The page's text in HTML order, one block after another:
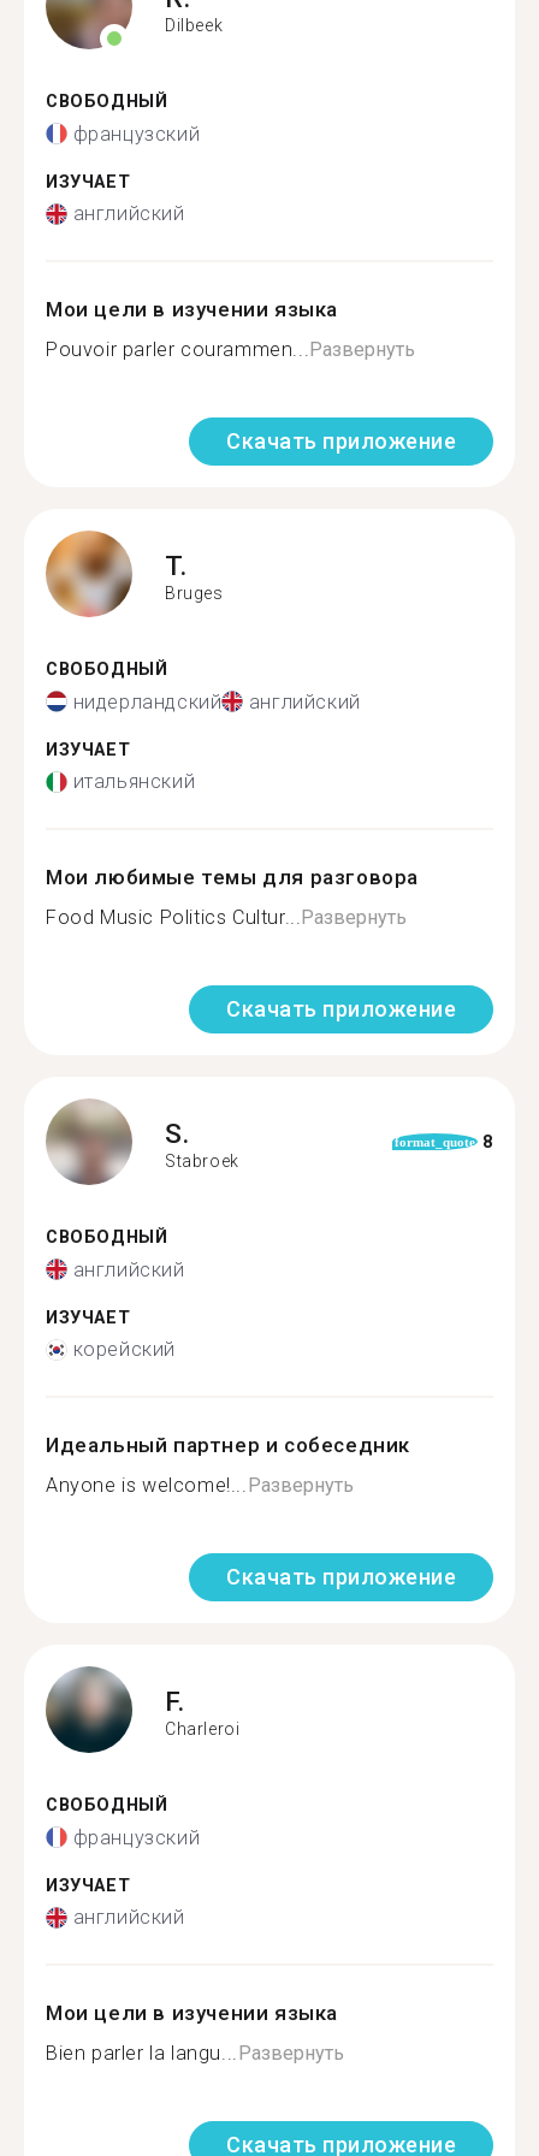
Dilbeek
СВОБОДНЫЙ
французский
ИЗУЧАЕТ
английский
Мои цели в изучении языка
Pouvoir parler courammen...Развернуть
Скачать приложение
T.
Bruges
СВОБОДНЫЙ
нидерландский английский
ИЗУЧАЕТ
итальянский
Мои любимые темы для разговора
Food Music Politics Cultur...Развернуть
Скачать приложение
S.
Stabroek
format_quote 8
СВОБОДНЫЙ
английский
ИЗУЧАЕТ
корейский
Идеальный партнер и собеседник
Anyone is welcome!...Развернуть
Скачать приложение
F.
Charleroi
СВОБОДНЫЙ
французский
ИЗУЧАЕТ
английский
Мои цели в изучении языка
Bien parler la langu...Развернуть
Скачать приложение